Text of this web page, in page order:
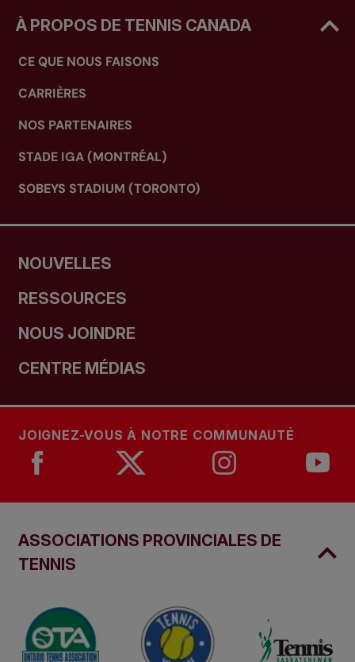
À PROPOS DE TENNIS CANADA
CE QUE NOUS FAISONS
CARRIÈRES
NOS PARTENAIRES
STADE IGA (MONTRÉAL)
SOBEYS STADIUM (TORONTO)
NOUVELLES
RESSOURCES
NOUS JOINDRE
CENTRE MÉDIAS
JOIGNEZ-VOUS À NOTRE COMMUNAUTÉ
ASSOCIATIONS PROVINCIALES DE
TENNIS